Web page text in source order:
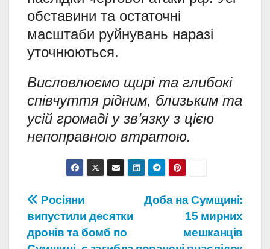
обставини та остаточні
масштаби руйнувань наразі
уточнюються.
Висловлюємо щирі та глибокі
співчуття рідним, близьким та
усій громаді у зв’язку з цією
непоправною втратою.
Навігація
записів
Доба на Сумщині:
15 мирних
мешканців
Росіяни
випустили десятки
дронів та бомб по